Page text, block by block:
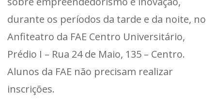
durante os períodos da tarde e da noite, no
Anfiteatro da FAE Centro Universitário,
Prédio I – Rua 24 de Maio, 135 – Centro.
Alunos da FAE não precisam realizar
inscrições.